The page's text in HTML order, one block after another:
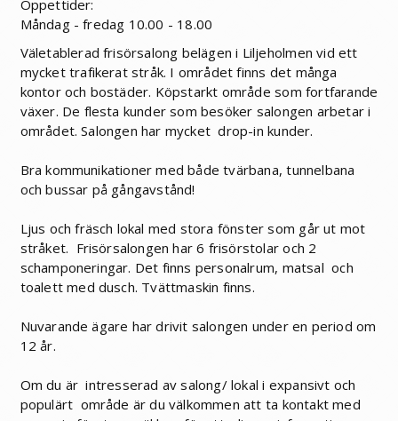
Öppettider:
Måndag - fredag 10.00 - 18.00
Väletablerad frisörsalong belägen i Liljeholmen vid ett
mycket trafikerat stråk. I området finns det många
kontor och bostäder. Köpstarkt område som fortfarande
växer. De flesta kunder som besöker salongen arbetar i
området. Salongen har mycket drop-in kunder.
Bra kommunikationer med både tvärbana, tunnelbana
och bussar på gångavstånd!
Ljus och fräsch lokal med stora fönster som går ut mot
stråket. Frisörsalongen har 6 frisörstolar och 2
schamponeringar. Det finns personalrum, matsal och
toalett med dusch. Tvättmaskin finns.
Nuvarande ägare har drivit salongen under en period om
12 år.
Om du är intresserad av salong/ lokal i expansivt och
populärt område är du välkommen att ta kontakt med